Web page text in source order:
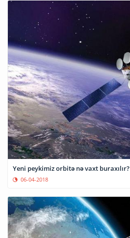
Yeni peykimiz orbitə nə vaxt buraxılır?
06-04-2018